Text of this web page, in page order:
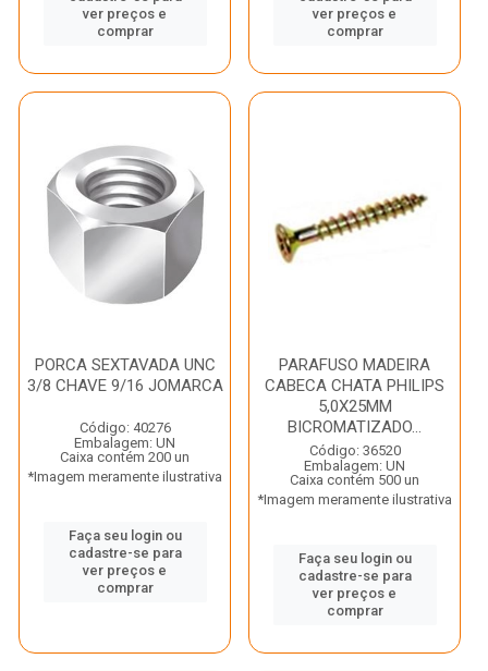
ver preços e
comprar
ver preços e
comprar
PORCA SEXTAVADA UNC
3/8 CHAVE 9/16 JOMARCA
Código: 40276
Embalagem: UN
Caixa contém 200 un
*Imagem meramente ilustrativa
Faça seu login ou
cadastre-se para
ver preços e
comprar
PARAFUSO MADEIRA
CABECA CHATA PHILIPS
5,0X25MM
BICROMATIZADO...
Código: 36520
Embalagem: UN
Caixa contém 500 un
*Imagem meramente ilustrativa
Faça seu login ou
cadastre-se para
ver preços e
comprar